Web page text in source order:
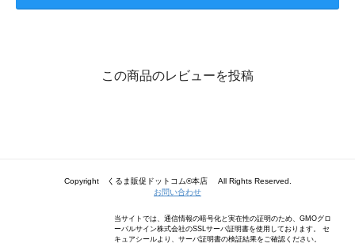
この商品のレビューを投稿
Copyright くるま販促ドットコム®本店 All Rights Reserved.
お問い合わせ
当サイトでは、通信情報の暗号化と実在性の証明のため、GMOグロ
ーバルサイン株式会社のSSLサーバ証明書を使用しております。 セ
キュアシールより、サーバ証明書の検証結果をご確認ください。